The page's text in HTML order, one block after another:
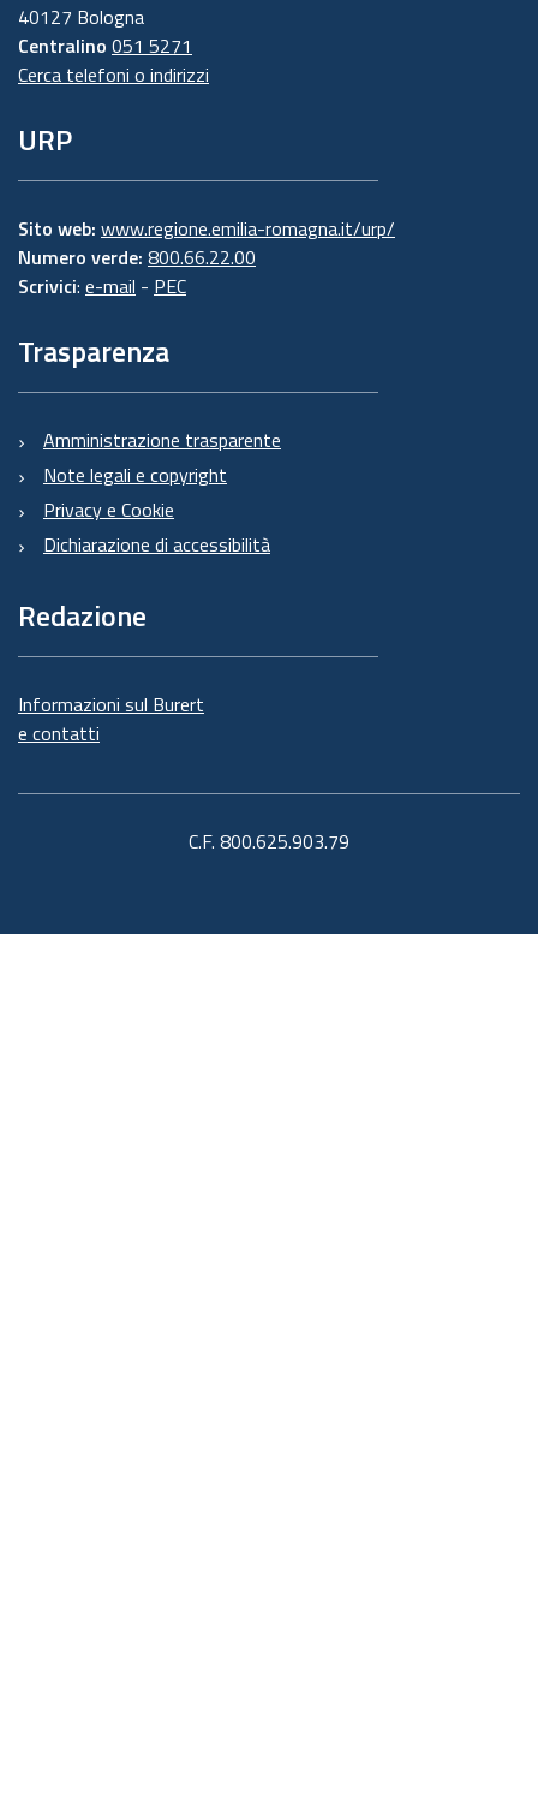
40127 Bologna
Centralino 051 5271
Cerca telefoni o indirizzi
URP
Sito web: www.regione.emilia-romagna.it/urp/
Numero verde: 800.66.22.00
Scrivici: e-mail - PEC
Trasparenza
Amministrazione trasparente
Note legali e copyright
Privacy e Cookie
Dichiarazione di accessibilità
Redazione
Informazioni sul Burert
e contatti
C.F. 800.625.903.79